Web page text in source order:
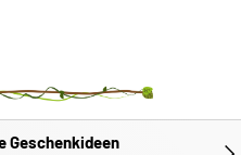
Geschenkideen